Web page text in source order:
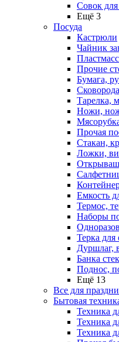
Совок
Ещё 3
Посуда
Кастрюли
Чайник
Прочие
Бумага,
Тарелка,
Ножи,
Прочая
Стакан,
Ложки,
Емкость
Термос,
Наборы
Терка
Дуршлаг,
Банка
Поднос,
Ещё 13
Все для
Бытовая
Техника
Техника
Техника